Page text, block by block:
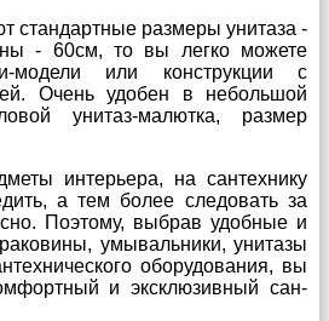
стандартные размеры унитаза -
- 60см, то вы легко можете
модели или конструкции с
Очень удобен в небольшой
унитаз-малютка, размер
интерьера, на сантехнику
а тем более следовать за
Поэтому, выбрав удобные и
умывальники, унитазы
оборудования, вы
и эксклюзивный сан-